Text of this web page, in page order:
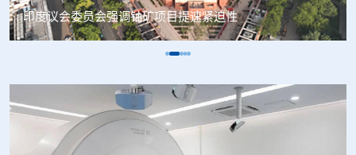
中核辐智正式设立 中国同辐持股90%打通核医疗全产业链